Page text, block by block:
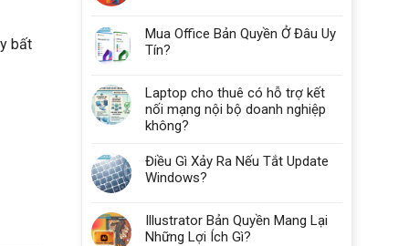
bất
Mua Office Bản Quyền Ở Đâu Uy
Tín?
Laptop cho thuê có hỗ trợ kết
nối mạng nội bộ doanh nghiệp
không?
Điều Gì Xảy Ra Nếu Tắt Update
Windows?
Illustrator Bản Quyền Mang Lại
Những Lợi Ích Gì?